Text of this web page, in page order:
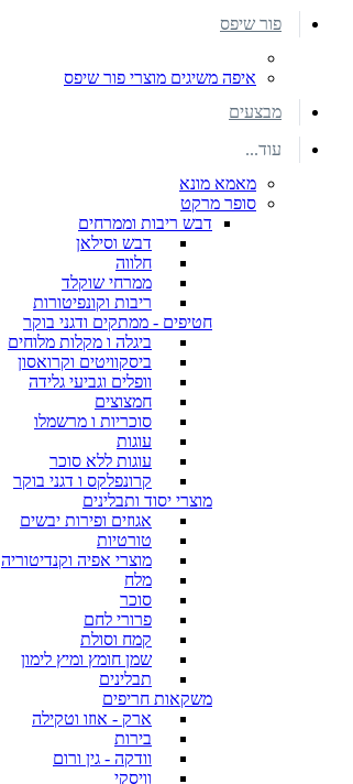
פור שיפס
איפה משיגים מוצרי פור שיפס
מבצעים
עוד...
מאמא מונא
סופר מרקט
דבש ריבות וממרחים
דבש וסילאן
חלווה
ממרחי שוקלד
ריבות וקונפיטורות
חטיפים - ממתקים ודגני בוקר
ביגלה ו מקלות מלוחים
ביסקוויטים וקרואסון
וופלים וגביעי גלידה
חמצוצים
סוכריות ו מרשמלו
עוגות
עוגות ללא סוכר
קרונפלקס ו דגני בוקר
מוצרי יסוד ותבלינים
אגוזים ופירות יבשים
טורטיות
מוצרי אפיה וקנדיטוריה
מלח
סוכר
פרורי לחם
קמח וסולת
שמן חומץ ומיץ לימון
תבלינים
משקאות חריפים
ארק - אוזו וטקילה
בירות
וודקה - גין ורום
וויסקי